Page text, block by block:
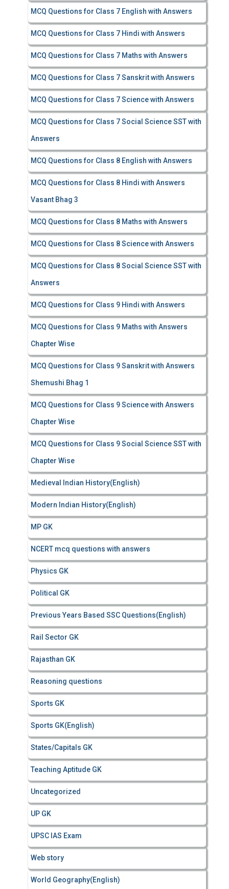
MCQ Questions for Class 7 English with Answers
MCQ Questions for Class 7 Hindi with Answers
MCQ Questions for Class 7 Maths with Answers
MCQ Questions for Class 7 Sanskrit with Answers
MCQ Questions for Class 7 Science with Answers
MCQ Questions for Class 7 Social Science SST with
Answers
MCQ Questions for Class 8 English with Answers
MCQ Questions for Class 8 Hindi with Answers
Vasant Bhag 3
MCQ Questions for Class 8 Maths with Answers
MCQ Questions for Class 8 Science with Answers
MCQ Questions for Class 8 Social Science SST with
Answers
MCQ Questions for Class 9 Hindi with Answers
MCQ Questions for Class 9 Maths with Answers
Chapter Wise
MCQ Questions for Class 9 Sanskrit with Answers
Shemushi Bhag 1
MCQ Questions for Class 9 Science with Answers
Chapter Wise
MCQ Questions for Class 9 Social Science SST with
Chapter Wise
Medieval Indian History(English)
Modern Indian History(English)
MP GK
NCERT mcq questions with answers
Physics GK
Political GK
Previous Years Based SSC Questions(English)
Rail Sector GK
Rajasthan GK
Reasoning questions
Sports GK
Sports GK(English)
States/Capitals GK
Teaching Aptitude GK
Uncategorized
UP GK
UPSC IAS Exam
Web story
World Geography(English)